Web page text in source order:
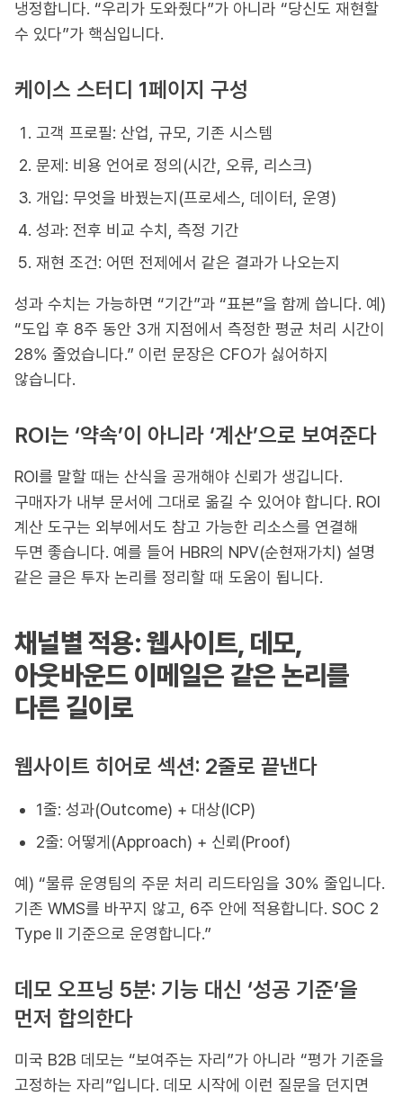
냉정합니다. “우리가 도와줬다”가 아니라 “당신도 재현할
수 있다”가 핵심입니다.
케이스 스터디 1페이지 구성
고객 프로필: 산업, 규모, 기존 시스템
문제: 비용 언어로 정의(시간, 오류, 리스크)
개입: 무엇을 바꿨는지(프로세스, 데이터, 운영)
성과: 전후 비교 수치, 측정 기간
재현 조건: 어떤 전제에서 같은 결과가 나오는지
성과 수치는 가능하면 “기간”과 “표본”을 함께 씁니다. 예)
“도입 후 8주 동안 3개 지점에서 측정한 평균 처리 시간이
28% 줄었습니다.” 이런 문장은 CFO가 싫어하지
않습니다.
ROI는 ‘약속’이 아니라 ‘계산’으로 보여준다
ROI를 말할 때는 산식을 공개해야 신뢰가 생깁니다.
구매자가 내부 문서에 그대로 옮길 수 있어야 합니다. ROI
계산 도구는 외부에서도 참고 가능한 리소스를 연결해
두면 좋습니다. 예를 들어 HBR의 NPV(순현재가치) 설명
같은 글은 투자 논리를 정리할 때 도움이 됩니다.
채널별 적용: 웹사이트, 데모,
아웃바운드 이메일은 같은 논리를
다른 길이로
웹사이트 히어로 섹션: 2줄로 끝낸다
1줄: 성과(Outcome) + 대상(ICP)
2줄: 어떻게(Approach) + 신뢰(Proof)
예) “물류 운영팀의 주문 처리 리드타임을 30% 줄입니다.
기존 WMS를 바꾸지 않고, 6주 안에 적용합니다. SOC 2
Type II 기준으로 운영합니다.”
데모 오프닝 5분: 기능 대신 ‘성공 기준’을
먼저 합의한다
미국 B2B 데모는 “보여주는 자리”가 아니라 “평가 기준을
고정하는 자리”입니다. 데모 시작에 이런 질문을 던지면